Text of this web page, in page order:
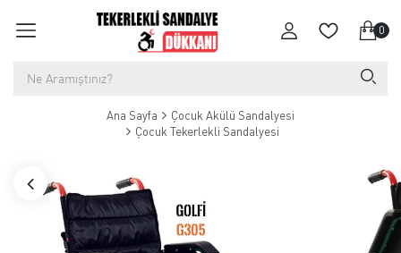
0
Ana Sayfa
Çocuk Akülü Sandalyesi
Çocuk Tekerlekli Sandalyesi